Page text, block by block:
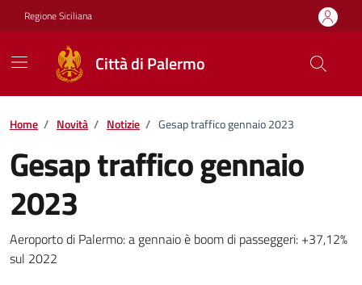
Vai ai contenuti
Vai al footer
Regione Siciliana
Città di Palermo
Home / Novità / Notizie / Gesap traffico gennaio 2023
Gesap traffico gennaio
2023
Dettagli della notizia
Aeroporto di Palermo: a gennaio è boom di passeggeri: +37,12%
sul 2022